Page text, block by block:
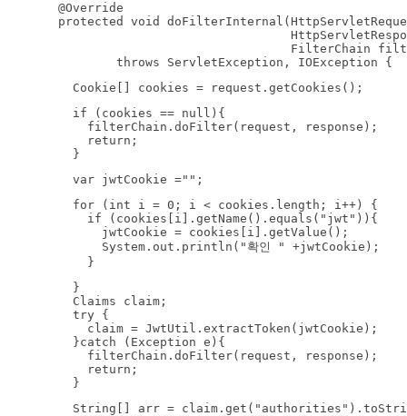
  @Override
protected void
FilterChain
          throws ServletException, IOException {
    Cookie[] cookies = request.getCookies();
    if (cookies == null){
      filterChain.doFilter(request, response);
      return;
    }
    var jwtCookie ="";
    for (int i = 0; i < cookies.length; i++) {
      if (cookies[i].getName().equals("jwt")){
        jwtCookie = cookies[i].getValue();
        System.out.println("확인 " +jwtCookie);
      }
    }
    Claims claim;
    try {
      claim = JwtUtil.extractToken(jwtCookie);
    }catch (Exception e){
      filterChain.doFilter(request, response);
      return;
    }
String[] arr =